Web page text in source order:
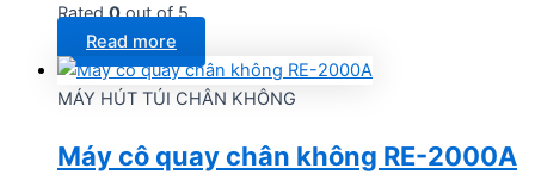
Rated0out of 5
Read more
MÁY HÚT TÚI CHÂN KHÔNG
Máy cô quay chân không RE-2000A